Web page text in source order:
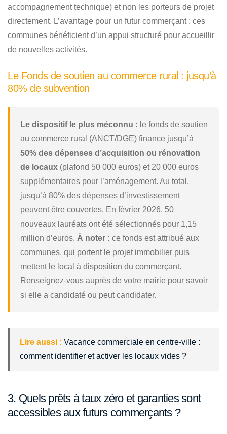
accompagnement technique) et non les porteurs de projet
directement. L’avantage pour un futur commerçant : ces
communes bénéficient d’un appui structuré pour accueillir
de nouvelles activités.
Le Fonds de soutien au commerce rural : jusqu’à
80% de subvention
Le dispositif le plus méconnu : le fonds de soutien
au commerce rural (ANCT/DGE) finance jusqu’à
50% des dépenses d’acquisition ou rénovation
de locaux (plafond 50 000 euros) et 20 000 euros
supplémentaires pour l’aménagement. Au total,
jusqu’à 80% des dépenses d’investissement
peuvent être couvertes. En février 2026, 50
nouveaux lauréats ont été sélectionnés pour 1,15
million d’euros. À noter : ce fonds est attribué aux
communes, qui portent le projet immobilier puis
mettent le local à disposition du commerçant.
Renseignez-vous auprès de votre mairie pour savoir
si elle a candidaté ou peut candidater.
Lire aussi : Vacance commerciale en centre-ville :
comment identifier et activer les locaux vides ?
3. Quels prêts à taux zéro et garanties sont
accessibles aux futurs commerçants ?